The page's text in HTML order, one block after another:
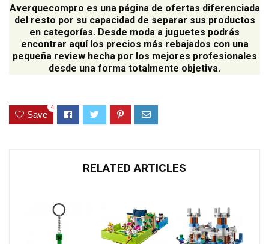
Averquecompro es una página de ofertas diferenciada
del resto por su capacidad de separar sus productos
en categorías. Desde moda a juguetes podrás
encontrar aquí los precios más rebajados con una
pequeña review hecha por los mejores profesionales
desde una forma totalmente objetiva.
Save
4
RELATED ARTICLES